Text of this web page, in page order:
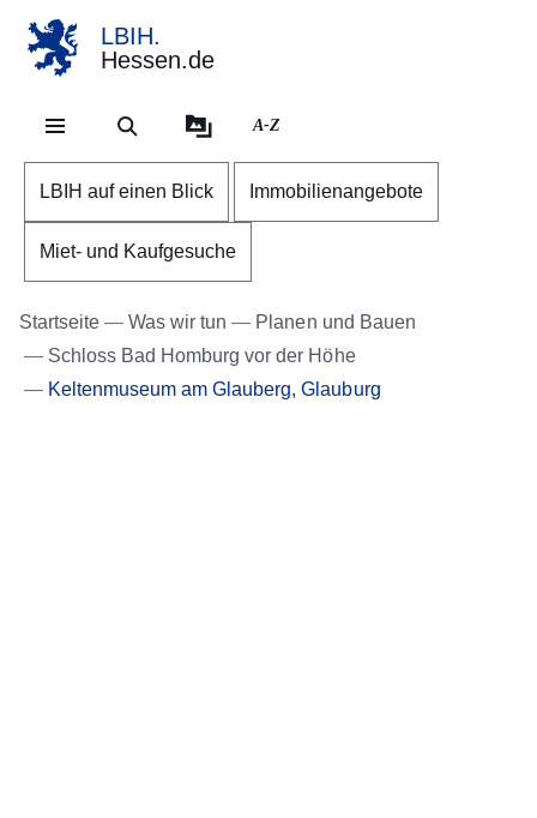
LBIH.
Hessen.de
A-Z
LBIH auf einen Blick Immobilienangebote
Miet- und Kaufgesuche
Startseite Was wir tun
Planen und Bauen
Schloss Bad Homburg vor der Höhe
Keltenmuseum am Glauberg, Glauburg